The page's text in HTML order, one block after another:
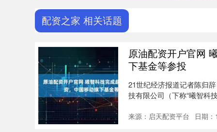
配资之家 相关话题
原油配资开户官网
下基金等参投
21世纪经济报道记者陈归
技有限公司（下称“曦智科
来源：启天配资平台 日期